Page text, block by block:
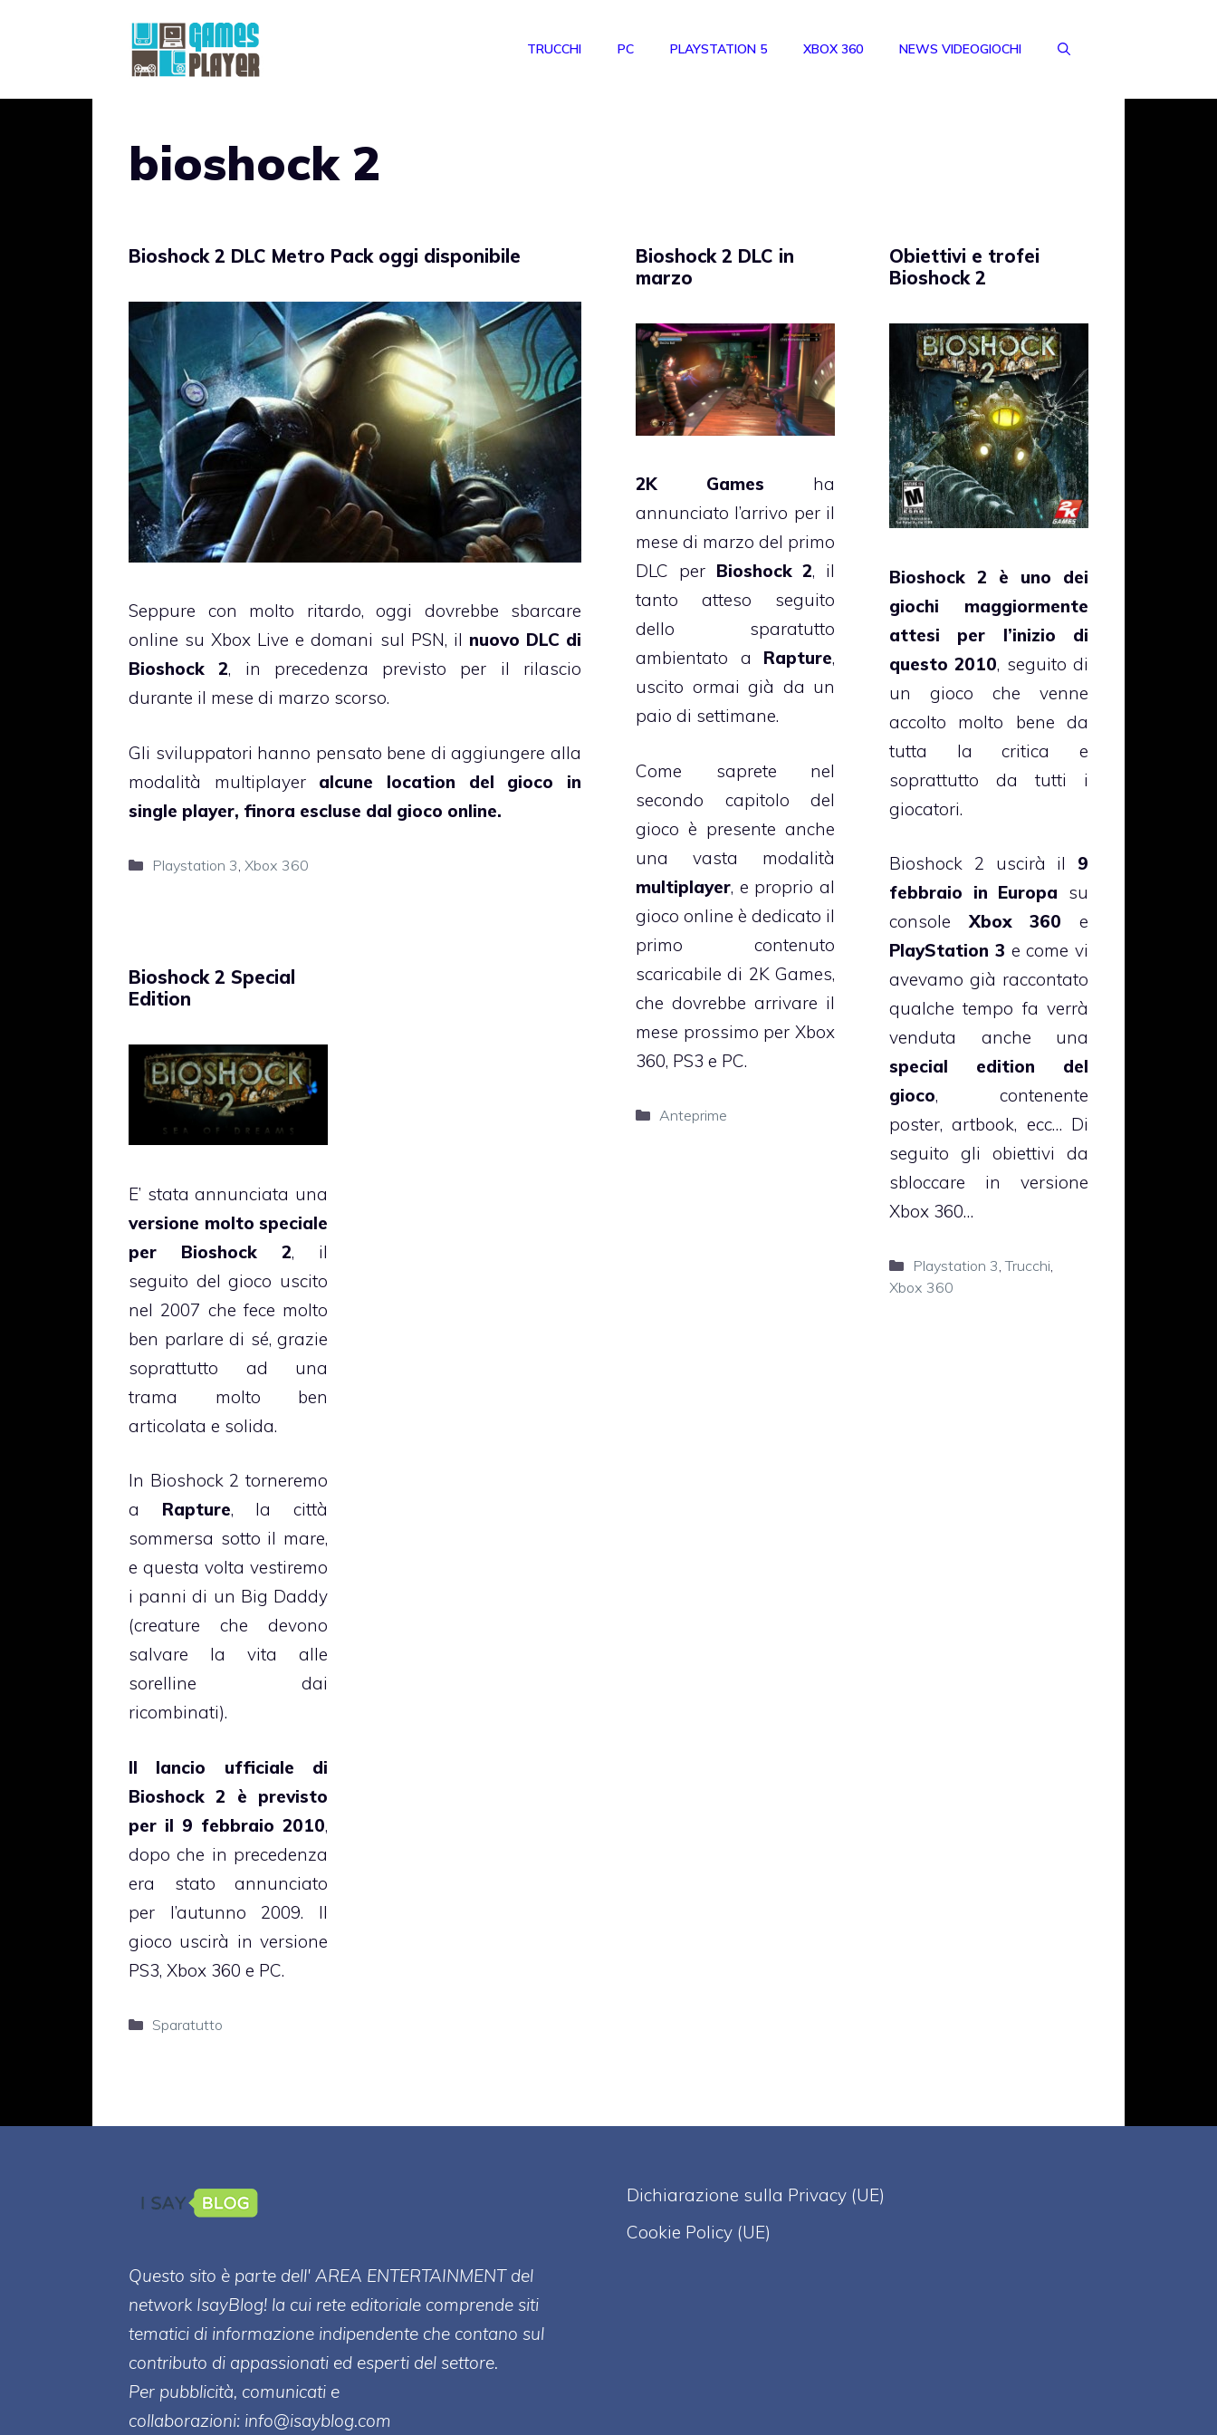
TRUCCHI PC PLAYSTATION 5 XBOX 360 NEWS VIDEOGIOCHI
bioshock 2
Bioshock 2 DLC Metro Pack oggi disponibile
Seppure con molto ritardo, oggi dovrebbe sbarcare
online su Xbox Live e domani sul PSN, il nuovo DLC di
Bioshock 2, in precedenza previsto per il rilascio
durante il mese di marzo scorso.
Gli sviluppatori hanno pensato bene di aggiungere alla
modalità multiplayer alcune location del gioco in
single player, finora escluse dal gioco online.
Categorie
Playstation 3, Xbox 360
Bioshock 2 DLC in
marzo
2K Games ha
annunciato l’arrivo per il
mese di marzo del primo
DLC per Bioshock 2, il
tanto atteso seguito
dello sparatutto
ambientato a Rapture,
uscito ormai già da un
paio di settimane.
Come saprete nel
secondo capitolo del
gioco è presente anche
una vasta modalità
multiplayer, e proprio al
gioco online è dedicato il
primo contenuto
scaricabile di 2K Games,
che dovrebbe arrivare il
mese prossimo per Xbox
360, PS3 e PC.
Categorie
Anteprime
Obiettivi e trofei
Bioshock 2
Bioshock 2 è uno dei
giochi maggiormente
attesi per l’inizio di
questo 2010, seguito di
un gioco che venne
accolto molto bene da
tutta la critica e
soprattutto da tutti i
giocatori.
Bioshock 2 uscirà il 9
febbraio in Europa su
consoleXbox 360 e
PlayStation 3 e come vi
avevamo già raccontato
qualche tempo fa verrà
venduta anche una
special edition del
gioco, contenente
poster, artbook, ecc… Di
seguito gli obiettivi da
sbloccare in versione
Xbox 360…
Categorie
Playstation 3,Trucchi,
Xbox 360
Bioshock 2 Special
Edition
E’ stata annunciata una
versione molto speciale
per Bioshock 2, il
seguito del gioco uscito
nel 2007 che fece molto
ben parlare di sé, grazie
soprattutto ad una
trama molto ben
articolata e solida.
In Bioshock 2 torneremo
a Rapture, la città
sommersa sotto il mare,
e questa volta vestiremo
i panni di un Big Daddy
(creature che devono
salvare la vita alle
sorelline dai
ricombinati).
Il lancio ufficiale di
Bioshock 2 è previsto
per il 9 febbraio 2010,
dopo che in precedenza
era stato annunciato
per l’autunno 2009. Il
gioco uscirà in versione
PS3, Xbox 360 e PC.
Categorie
Sparatutto
Questo sito è parte dell' AREA ENTERTAINMENT del
network IsayBlog! la cui rete editoriale comprende siti
tematici di informazione indipendente che contano sul
contributo di appassionati ed esperti del settore.
Per pubblicità, comunicati e
collaborazioni: info@isayblog.com
Dichiarazione sulla Privacy (UE)
Cookie Policy (UE)